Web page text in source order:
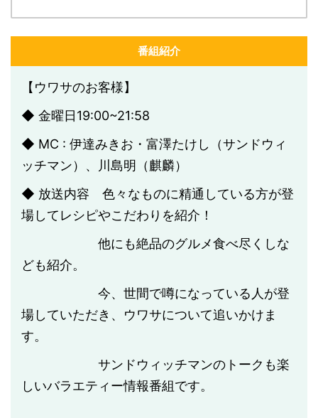
番組紹介
【ウワサのお客様】
◆ 金曜日19:00~21:58
◆ MC : 伊達みきお・富澤たけし（サンドウィ
ッチマン）、川島明（麒麟）
◆ 放送内容 色々なものに精通している方が登
場してレシピやこだわりを紹介！
他にも絶品のグルメ食べ尽くしな
ども紹介。
今、世間で噂になっている人が登
場していただき、ウワサについて追いかけま
す。
サンドウィッチマンのトークも楽
しいバラエティー情報番組です。